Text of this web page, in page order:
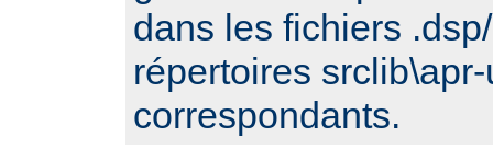
dans les fichiers
répertoires
correspondants.